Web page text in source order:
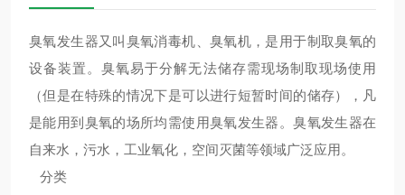
臭氧发生器又叫臭氧消毒机、臭氧机，是用于制取臭氧的
设备装置。臭氧易于分解无法储存需现场制取现场使用
（但是在特殊的情况下是可以进行短暂时间的储存），凡
是能用到臭氧的场所均需使用臭氧发生器。臭氧发生器在
自来水，污水，工业氧化，空间灭菌等领域广泛应用。
分类